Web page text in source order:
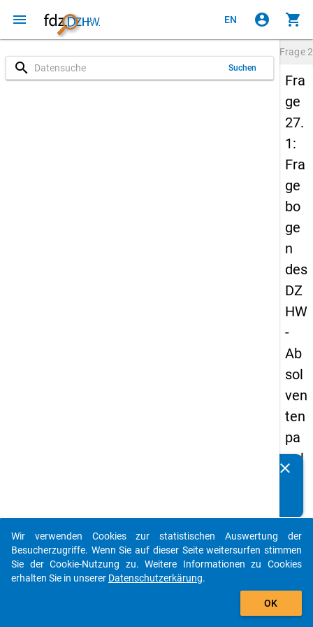
menu EN account_circle shopping_cart
search Suchen
Frage
Fra
ge
27.
1:
Fra
ge
bo
ge
n
des
DZ
HW
-
Ab
sol
ven
ten
pa
nel
05
-
drit
clear
auto_stories
add_shopping_cart
Wir verwenden Cookies zur statistischen Auswertung der
Besucherzugriffe. Wenn Sie auf dieser Seite weitersurfen stimmen
Sie der Cookie-Nutzung zu. Weitere Informationen zu Cookies
erhalten Sie in unserer Datenschutzerkärung.
OK